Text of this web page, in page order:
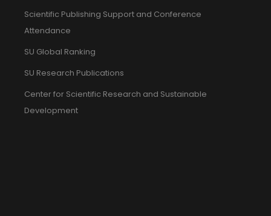
Scientific Publishing Support and Conference
Attendance
SU Global Ranking
SU Research Publications
Center for Scientific Research and Sustainable
Development